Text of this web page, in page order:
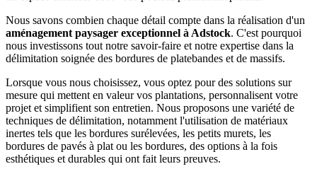
Nous savons combien chaque détail compte dans la réalisation d'un
aménagement paysager exceptionnel à Adstock. C'est pourquoi
nous investissons tout notre savoir-faire et notre expertise dans la
délimitation soignée des bordures de platebandes et de massifs.
Lorsque vous nous choisissez, vous optez pour des solutions sur
mesure qui mettent en valeur vos plantations, personnalisent votre
projet et simplifient son entretien. Nous proposons une variété de
techniques de délimitation, notamment l'utilisation de matériaux
inertes tels que les bordures surélevées, les petits murets, les
bordures de pavés à plat ou les bordures, des options à la fois
esthétiques et durables qui ont fait leurs preuves.